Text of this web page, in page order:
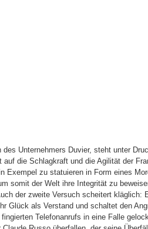
Unternehmers Duvier, steht unter
auf die Schlagkraft und die Agilität der
Exempel zu statuieren in Form eines
somit der Welt ihre Integrität zu
der zweite Versuch scheitert kläglich:
Glück als Verstand und schaltet den
Telefonanrufs in eine Falle